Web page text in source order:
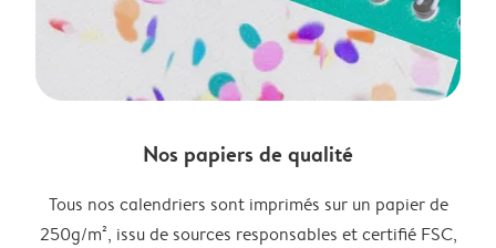
Nos papiers de qualité
Tous nos calendriers sont imprimés sur un papier de
250g/m², issu de sources responsables et certifié FSC,